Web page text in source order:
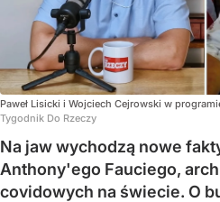
Paweł Lisicki i Wojciech Cejrowski w
Tygodnik Do Rzeczy
Na jaw wychodzą nowe
Anthony'ego Fauciego,
covidowych na świecie. O